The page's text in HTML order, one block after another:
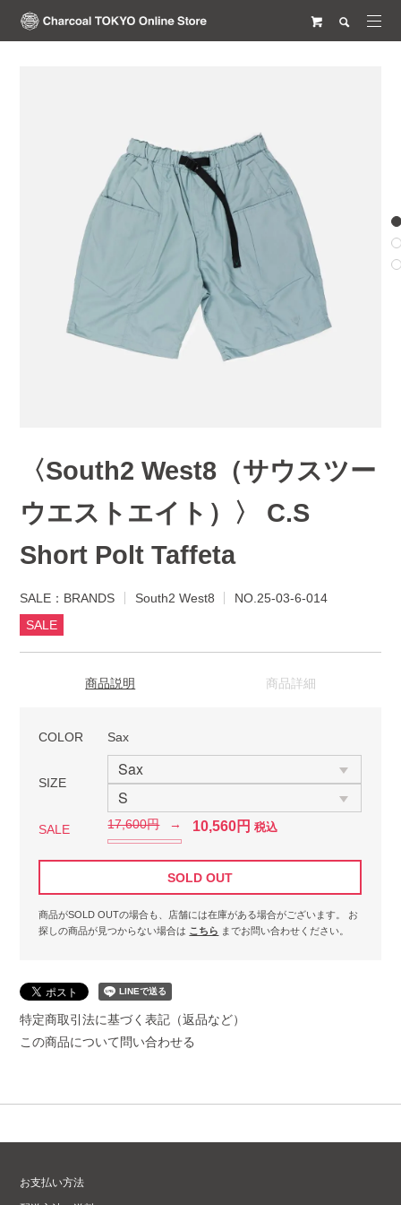
〈South2 West8（サウスツー
ウエストエイト）〉 C.S
Short Polt Taffeta
SALE：BRANDS South2 West8
NO.25-03-6-014
SALE
商品説明 商品詳細
COLOR Sax
SIZE
SALE 17,600円 → 10,560円 税込
SOLD OUT
商品がSOLD OUTの場合も、店舗には在庫がある場合がございます。
お
探しの商品が見つからない場合は こちら までお問い合わせください。
特定商取引法に基づく表記（返品など）
この商品について問い合わせる
お支払い方法